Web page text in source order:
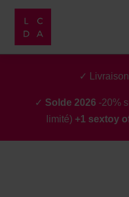
✓
✓ Solde 2026 -20%
limité) +1 sextoy